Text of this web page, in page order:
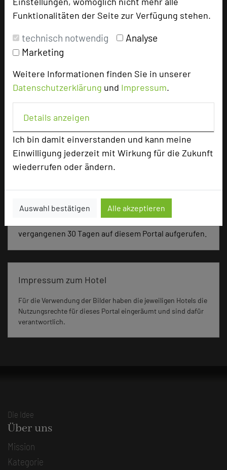
Funktionalitäten der Seite zur Verfügung stehen.
technisch notwendig
Analyse
Marketing
Weitere Informationen finden Sie in unserer
Datenschutzerklärung und Impressum.
Details anzeigen
Ich bin damit einverstanden und kann meine
Einwilligung jederzeit mit Wirkung für die Zukunft
wiederrufen oder ändern.
Auswahl bestätigen Alle akzeptieren
Parlamentarisch
Reihenbestuhlung
80
Zimmer
Einzelzimmer
Suiten
Appartement
1
Besonders geeignet für
1049 Seiten dieses Hotels wurden in den
vergangenen 30 Tagen auf diesem Portal aufgerufen.
Impressum zum Hotel
Für die Verwendung der Bilder haben die jeweiligen Hotels die
Nutzungsrechte für dieses Portal eingeräumt und sind dafür
verantwortlich.
Die Idee
Über uns
Mission
Kategorie